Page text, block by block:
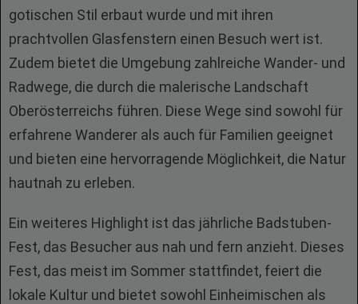
gotischen Stil erbaut wurde und mit ihren
prachtvollen Glasfenstern einen Besuch wert ist.
Zudem bietet die Umgebung zahlreiche Wander- und
Radwege, die durch die malerische Landschaft
Oberösterreichs führen. Diese Wege sind sowohl für
erfahrene Wanderer als auch für Familien geeignet
und bieten eine hervorragende Möglichkeit, die Natur
hautnah zu erleben.
Ein weiteres Highlight ist das jährliche Badstuben-
Fest, das Besucher aus nah und fern anzieht. Dieses
Fest, das meist im Sommer stattfindet, feiert die
lokale Kultur und bietet sowohl Einheimischen als